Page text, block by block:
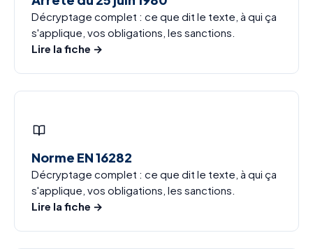
Décryptage complet : ce que dit le texte, à qui ça
s'applique, vos obligations, les sanctions.
Lire la fiche →
Norme EN 16282
Décryptage complet : ce que dit le texte, à qui ça
s'applique, vos obligations, les sanctions.
Lire la fiche →